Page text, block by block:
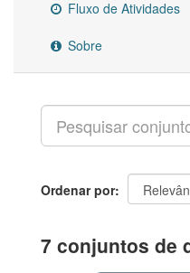
Fluxo de Atividades
Sobre
Ordenar por
7 conjuntos de